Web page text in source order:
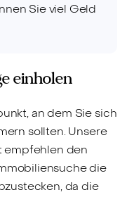
Sie viel Geld
einholen
an dem Sie sich
sollten. Unsere
empfehlen den
die
da die